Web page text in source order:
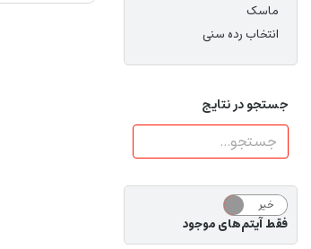
ماسک
انتخاب رده سنی
جستجو در نتایج
خیر
فقط آیتم‌های موجود